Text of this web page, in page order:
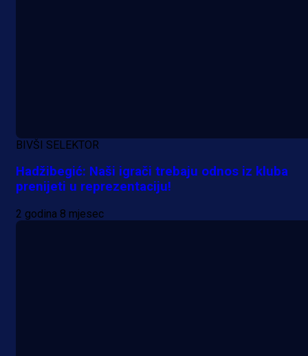
BIVŠI SELEKTOR
Hadžibegić: Naši igrači trebaju odnos iz kluba
prenijeti u reprezentaciju!
2 godina 8 mjesec